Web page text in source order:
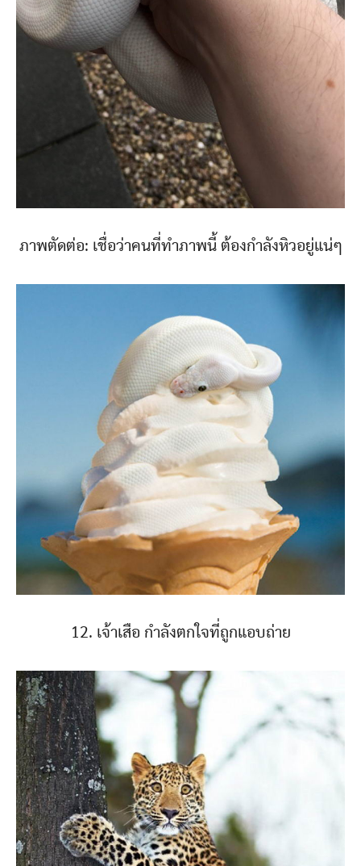
ภาพตัดต่อ: เชื่อว่าคนที่ทำภาพนี้ ต้องกำลังหิวอยู่แน่ๆ
12. เจ้าเสือ กำลังตกใจที่ถูกแอบถ่าย